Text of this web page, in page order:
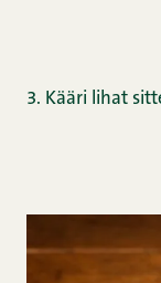
3. Kääri lihat